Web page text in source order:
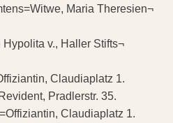
Maria Theresien¬
v., Haller Stifts¬
Claudiaplatz 1.
Pradlerstr. 35.
Claudiaplatz 1.